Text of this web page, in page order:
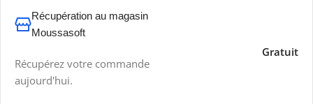
Récupération au magasin
Moussasoft
Récupérez votre commande
aujourd'hui.
Gratuit